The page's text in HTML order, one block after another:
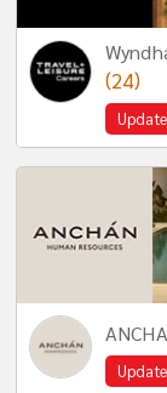
(24)
Update
Update